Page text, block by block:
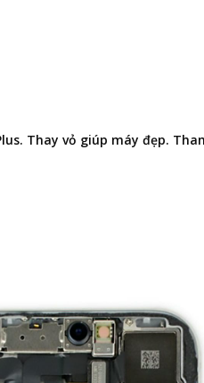
. Thay vỏ giúp máy đẹp.